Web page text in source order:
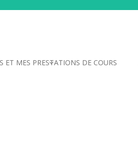
ET MES PRESTATIONS DE COURS